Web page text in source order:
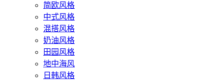
简欧风格
中式风格
混搭风格
奶油风格
田园风格
地中海风
日韩风格